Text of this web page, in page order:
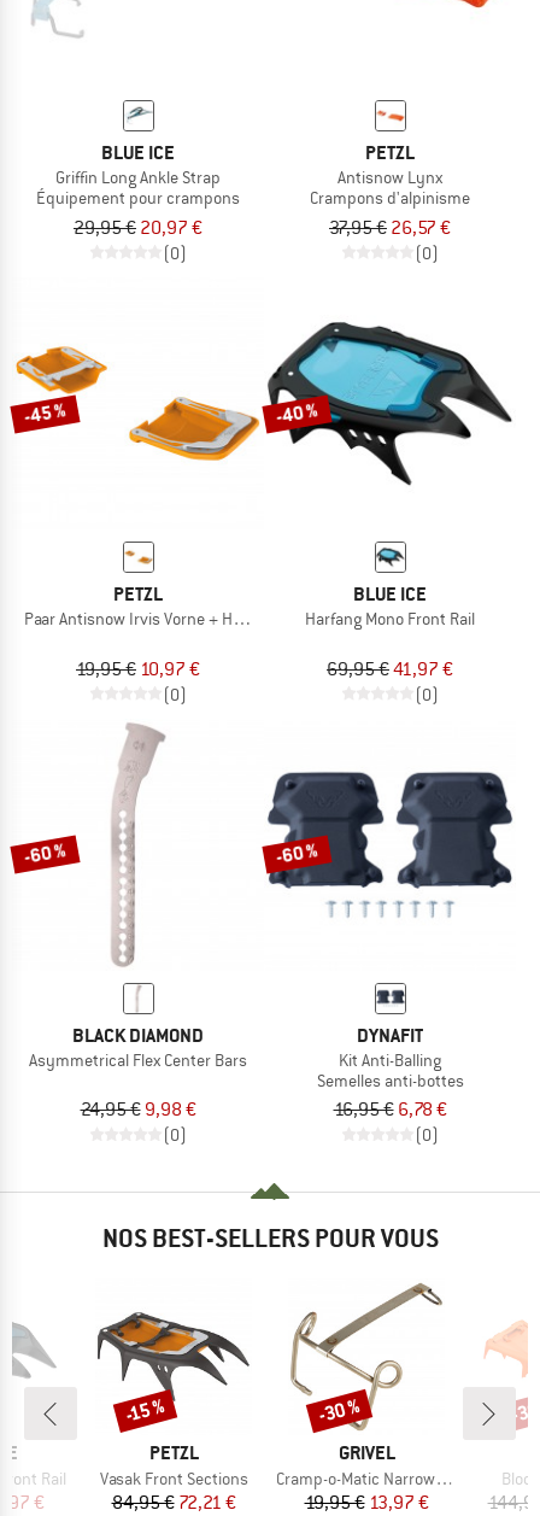
BLUE ICE
Griffin Long Ankle Strap
Équipement pour crampons
29,95 € 20,97 €
(0)
PETZL
Antisnow Lynx
Crampons d'alpinisme
37,95 € 26,57 €
(0)
-45 %
PETZL
Paar Antisnow Irvis Vorne + Hinten
19,95 € 10,97 €
(0)
-40 %
BLUE ICE
Harfang Mono Front Rail
69,95 €41,97 €
(0)
-60 %
BLACK DIAMOND
Asymmetrical Flex Center Bars
24,95 € 9,98 €
(0)
-60 %
DYNAFIT
Kit Anti-Balling
Semelles anti-bottes
16,95 € 6,78 €
(0)
NOS BEST-SELLERS POUR VOUS
Rail
réduit
€
MARQUE
PETZL
Article
Vasak Front Sections
Prix
84,95 €Prix réduit
72,21 €
Remise
-15 %
MARQUE
GRIVEL
Article
Cramp-o-Matic Narrow Bail
Prix
19,95 €Prix réduit
13,97 €
Remise
-30 % -